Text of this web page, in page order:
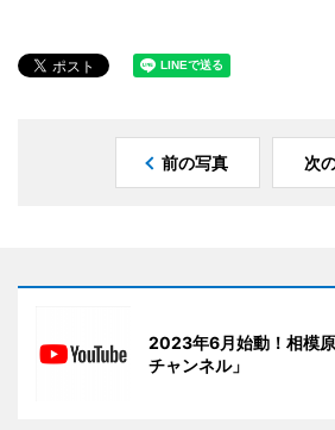
前の写真 次
2023年6月始動！相模
チャンネル」